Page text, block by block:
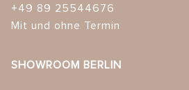
+49 89 25544676
Mit und ohne Termin
SHOWROOM BERLIN